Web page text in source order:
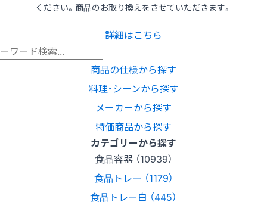
ください。商品のお取り換えをさせていただきます。
詳細はこちら
商品の仕様から探す
料理･シーンから探す
メーカーから探す
特価商品から探す
カテゴリーから探す
食品容器 （10939）
食品トレー （1179）
食品トレー白 （445）